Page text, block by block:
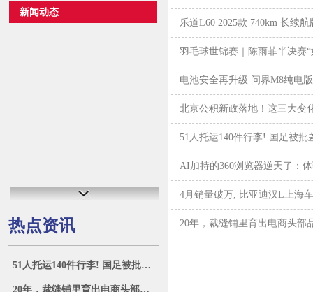
新闻动态
热点资讯
51人托运140件行李! 国足被批差生文具多
20年，裁缝铺里育出电商头部品牌
乐道L60 2025款 740km 长续
羽毛球世锦赛｜陈雨菲半决赛
电池安全再升级 问界M8纯电
北京公积新政落地！这三大变
51人托运140件行李! 国足被
AI加持的360浏览器逆天了：
4月销量破万, 比亚迪汉L上海
20年，裁缝铺里育出电商头部